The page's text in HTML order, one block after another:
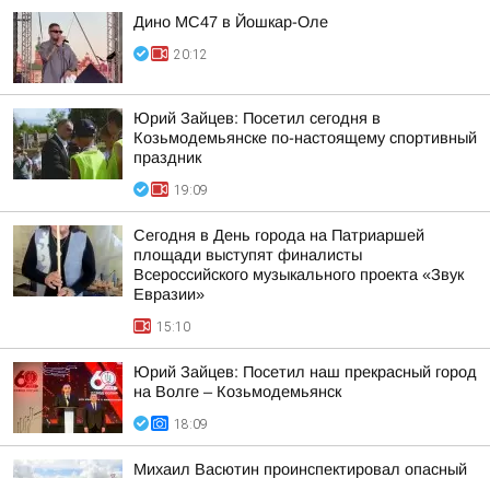
Дино МС47 в Йошкар-Оле
20:12
Юрий Зайцев: Посетил сегодня в
Козьмодемьянске по-настоящему спортивный
праздник
19:09
Сегодня в День города на Патриаршей
площади выступят финалисты
Всероссийского музыкального проекта «Звук
Евразии»
15:10
Юрий Зайцев: Посетил наш прекрасный город
на Волге – Козьмодемьянск
18:09
Михаил Васютин проинспектировал опасный